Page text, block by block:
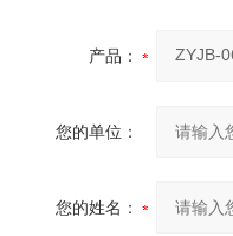
产品：
您的单位：
您的姓名：